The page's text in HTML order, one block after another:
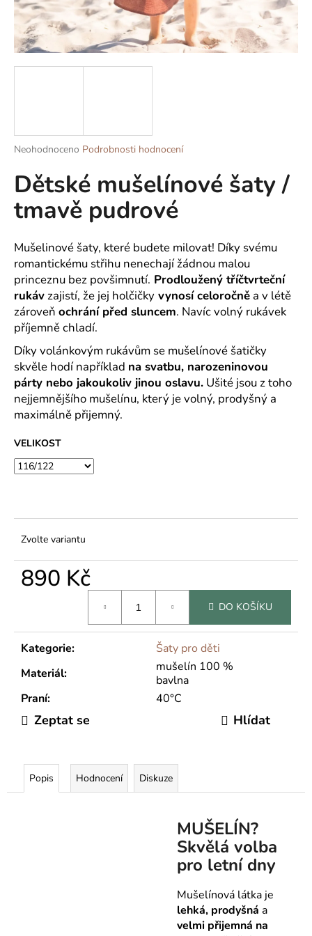
Průměrné
produktu
je
0,0
z
hvězdiček.
Neohodnoceno Podrobnosti hodnocení
Dětské mušelínové šaty /
tmavě pudrové
Mušelinové šaty, které budete milovat! Díky svému
romantickému střihu nenechají žádnou malou
princeznu bez povšimnutí. Prodloužený tříčtvrteční
rukáv zajistí, že jej holčičky vynosí celoročně a v létě
zároveň ochrání před sluncem. Navíc volný rukávek
příjemně chladí.
Díky volánkovým rukávům se mušelínové šatičky
skvěle hodí například na svatbu, narozeninovou
párty nebo jakoukoliv jinou oslavu. Ušité jsou z toho
nejjemnějšího mušelínu, který je volný, prodyšný a
maximálně přijemný.
VELIKOST
Zvolte variantu
890 Kč
DO KOŠÍKU
Kategorie:
Šaty pro děti
Materiál:
mušelín 100 %
bavlna
Praní: 40°C
Zeptat se Hlídat
Popis Hodnocení Diskuze
MUŠELÍN?
Skvělá volba
pro letní dny
Mušelínová látka je
lehká, prodyšná a
velmi přijemná na
a
j
í
t
D
p
o
r
u
č
u
j
e
m
e